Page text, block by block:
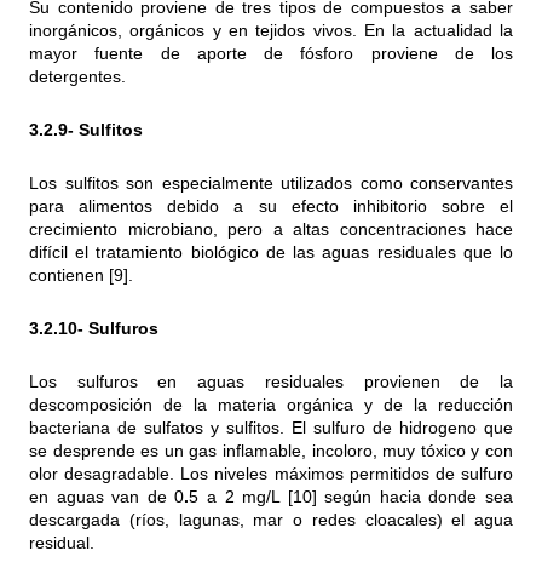
Su contenido proviene de tres tipos de compuestos a saber
inorgánicos, orgánicos y en tejidos vivos. En la actualidad la
mayor fuente de aporte de fósforo proviene de los
detergentes.
3.2.9- Sulfitos
Los sulfitos son especialmente utilizados como conservantes
para alimentos debido a su efecto inhibitorio sobre el
crecimiento microbiano, pero a altas concentraciones hace
difícil el tratamiento biológico de las aguas residuales que lo
contienen [9].
3.2.10- Sulfuros
Los sulfuros en aguas residuales provienen de la
descomposición de la materia orgánica y de la reducción
bacteriana de sulfatos y sulfitos. El sulfuro de hidrogeno que
se desprende es un gas inflamable, incoloro, muy tóxico y con
olor desagradable. Los niveles máximos permitidos de sulfuro
en aguas van de 0.5 a 2 mg/L [10] según hacia donde sea
descargada (ríos, lagunas, mar o redes cloacales) el agua
residual.